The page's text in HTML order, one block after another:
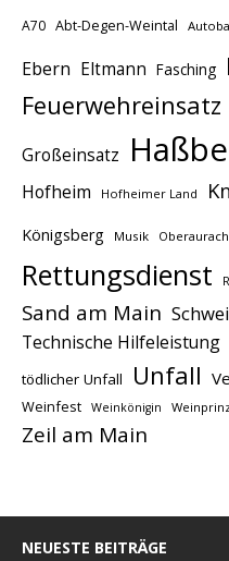
A70 Abt-Degen-Weintal
Ebern Eltmann Fasching
Feuerwehreinsatz
Großeinsatz
Hofheim Hofheimer Land
Königsberg Musik Oberaurach
Rettungsdienst
Sand am Main
Technische Hilfeleistung
tödlicher Unfall Unfall
Weinfest Weinkönigin
Zeil am Main
NEUESTE BEITRÄGE